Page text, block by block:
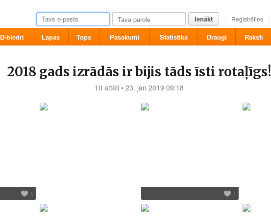
Ienākt Reģistrēties
D-biedri Lapas Tops Pasākumi Statistika Draugi Raksti
2018 gads izrādās ir bijis tāds īsti rotaļīgs!
10 attēli • 23. jan 2019 09:18
1 1